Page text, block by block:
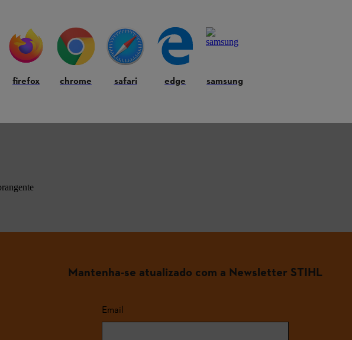
para os nossos produtos STIHL
para as perguntas mais comuns
Mantenha-se atualizado com a Newsletter STIHL
Email
firefox chrome safari edge samsung